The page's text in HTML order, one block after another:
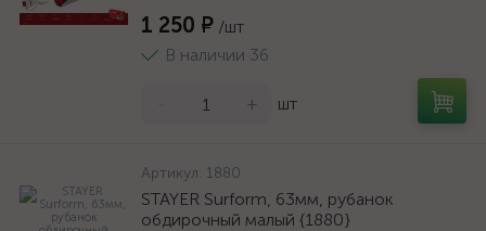
1 250 ₽ /шт
В наличии 36
+ шт
Артикул: 1880
STAYER Surform, 63мм, рубанок
обдирочный малый {1880}